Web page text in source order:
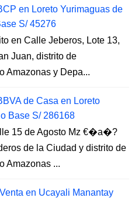
en Loreto Yurimaguas de
S/ 45276
en Calle Jeberos, Lote 13,
Juan, distrito de
Amazonas y Depa...
de Casa en Loreto
Base S/ 286168
15 de Agosto Mz €�a�?
de la Ciudad y distrito de
Amazonas ...
en Ucayali Manantay